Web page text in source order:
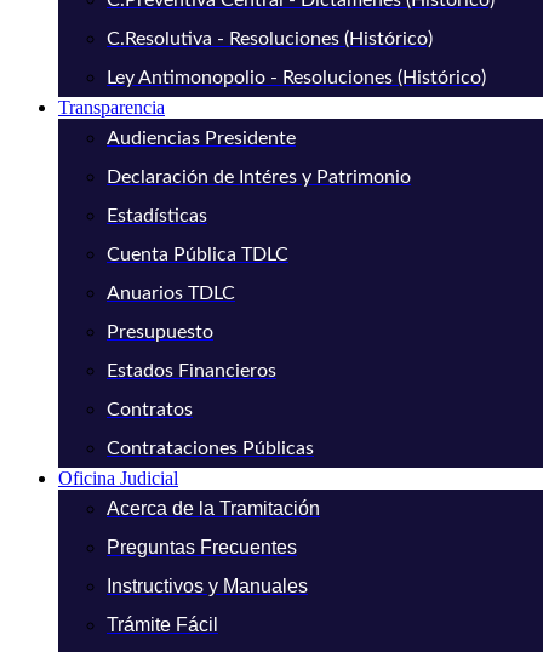
C.Resolutiva - Resoluciones (Histórico)
Ley Antimonopolio - Resoluciones (Histórico)
Transparencia
Audiencias Presidente
Declaración de Intéres y Patrimonio
Estadísticas
Cuenta Pública TDLC
Anuarios TDLC
Presupuesto
Estados Financieros
Contratos
Contrataciones Públicas
Oficina Judicial
Acerca de la Tramitación
Preguntas Frecuentes
Instructivos y Manuales
Trámite Fácil